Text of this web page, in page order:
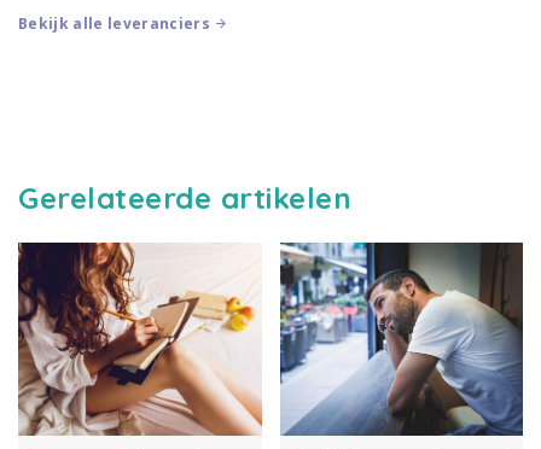
een vader, een...
Bekijk alle leveranciers
Gerelateerde artikelen